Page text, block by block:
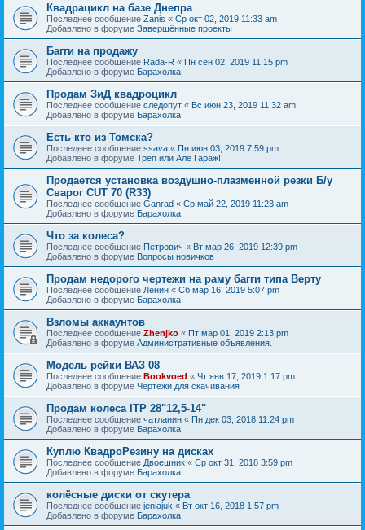
Квадрацикл на базе Днепра
Последнее сообщение Zanis « Ср окт 02, 2019 11:33 am
Добавлено в форуме Завершённые проекты
Багги на продажу
Последнее сообщение Rada-R « Пн сен 02, 2019 11:15 pm
Добавлено в форуме Барахолка
Продам ЗиД квадроцикл
Последнее сообщение следопут « Вс июн 23, 2019 11:32 am
Добавлено в форуме Барахолка
Есть кто из Томска?
Последнее сообщение ssava « Пн июн 03, 2019 7:59 pm
Добавлено в форуме Трёп или Алё Гараж!
Продается установка воздушно-плазменной резки Б/у
Сварог CUT 70 (R33)
Последнее сообщение Ganrad « Ср май 22, 2019 11:23 am
Добавлено в форуме Барахолка
Что за колеса?
Последнее сообщение Петрович « Вт мар 26, 2019 12:39 pm
Добавлено в форуме Вопросы новичков
Продам недорого чертежи на раму багги типа Верту
Последнее сообщение Ленин « Сб мар 16, 2019 5:07 pm
Добавлено в форуме Барахолка
Взломы аккаунтов
Последнее сообщение Zhenjko « Пт мар 01, 2019 2:13 pm
Добавлено в форуме Административные объявления.
Модель рейки ВАЗ 08
Последнее сообщение Bookvoed « Чт янв 17, 2019 1:17 pm
Добавлено в форуме Чертежи для скачивания
Продам колеса ITP 28"12,5-14"
Последнее сообщение чатланин « Пн дек 03, 2018 11:24 pm
Добавлено в форуме Барахолка
Куплю КвадроРезину на дисках
Последнее сообщение Двоешник « Ср окт 31, 2018 3:59 pm
Добавлено в форуме Барахолка
колёсные диски от скутера
Последнее сообщение jeniajuk « Вт окт 16, 2018 1:57 pm
Добавлено в форуме Барахолка